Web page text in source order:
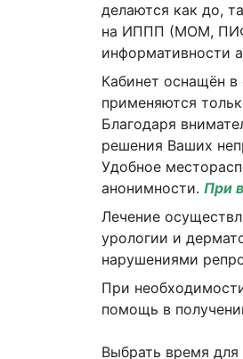
делаются как до,
на ИППП (МОМ, ПИФ,
информативности
Кабинет оснащён
применяются
Благодаря
решения Ваших
Удобное
анонимности. При
Лечение
урологии и
нарушениями
При
помощь в
Выбрать время